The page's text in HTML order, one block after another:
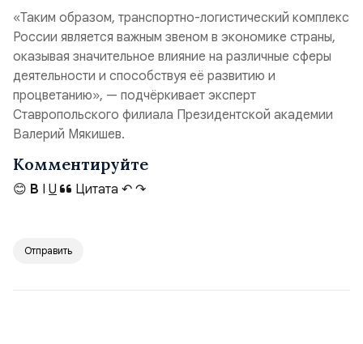
«Таким образом, транспортно-логистический комплекс
России является важным звеном в экономике страны,
оказывая значительное влияние на различные сферы
деятельности и способствуя её развитию и
процветанию», — подчёркивает эксперт
Ставропольского филиала Президентской академии
Валерий Мякишев.
Комментируйте
😊 B I U Цитата ↶ ↷
Отправить